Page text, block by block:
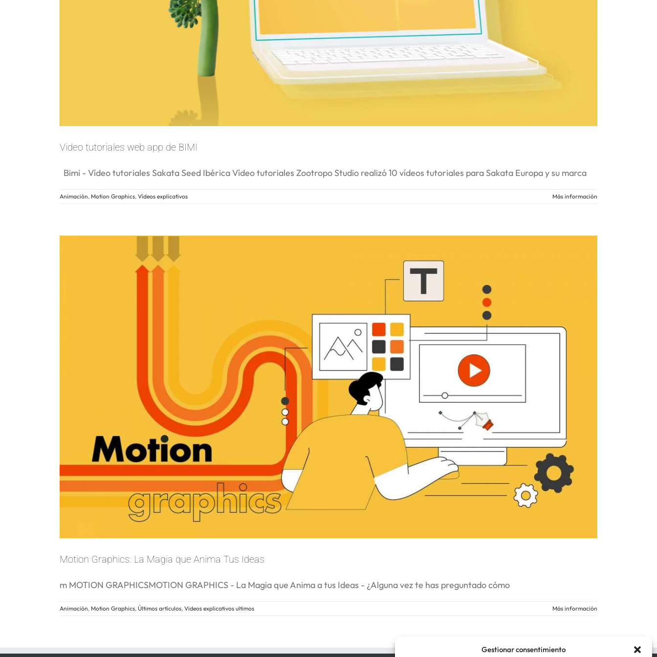
Gestionar consentimiento
Video tutoriales web app de BIMI
Video tutoriales web app de BIMI
Bimi - Vídeo tutoriales Sakata Seed Ibérica Vídeo tutoriales Zootropo Studio realizó 10 vídeos tutoriales para Sakata Europa y su marca
Animación, Motion Graphics, Vídeos explicativos Más información
Motion Graphics: La Magia que Anima Tus Ideas
m MOTION GRAPHICSMOTION GRAPHICS - La Magia que Anima a tus Ideas - ¿Alguna vez te has preguntado cómo
Animación, Motion Graphics, Últimos artículos, Videos explicativos ultimos Más información